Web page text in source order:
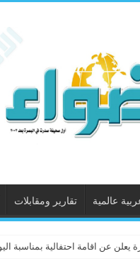
عالمية تقارير ومقابلات
يعلن عن اقامة احتفالية بمناسبة